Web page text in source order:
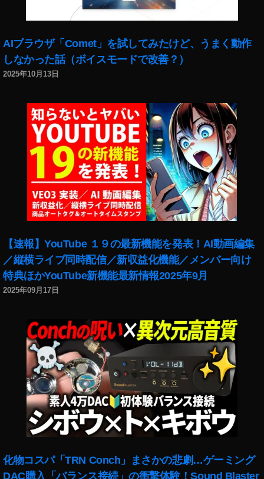
AIブラウザ「Comet」を試してみたけど、うまく動作
しなかった話（ボイスモードで改善？）
2025年10月13日
【速報】YouTube １９の最新機能を発表！AI動画編集
／縦横ライブ同時配信／新収益化機能／メンバー向け
特典ほかYouTube新機能最新情報2025年9月
2025年09月17日
化物コスパ「TRN Conch」まさかの悲劇…ゲーミング
DAC購入「バランス接続」の衝撃体験！Sound Blaster